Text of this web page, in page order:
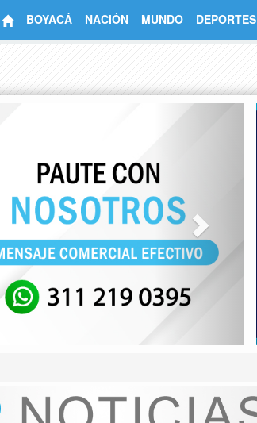
BOYACÁ NACIÓN MUNDO DEPORTES